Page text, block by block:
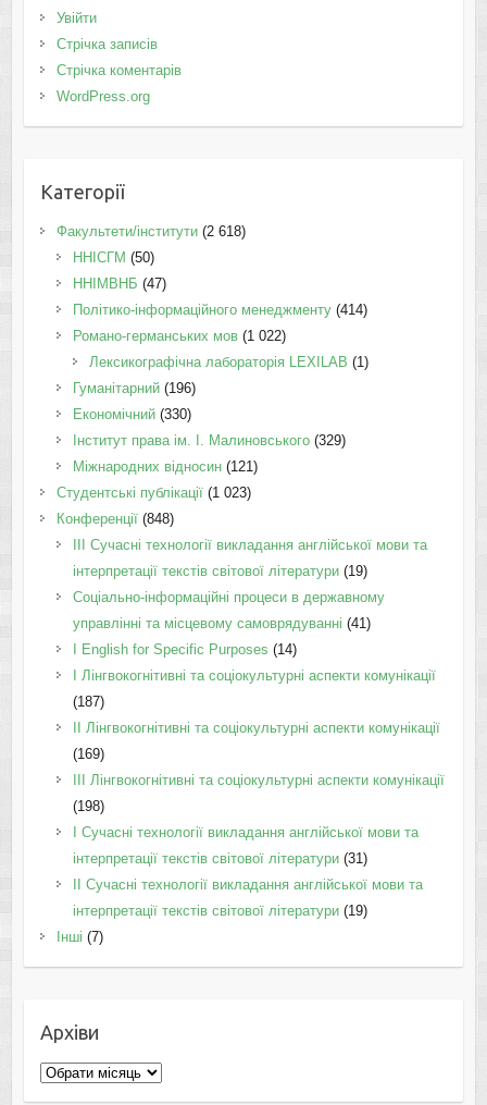
Увійти
Стрічка записів
Стрічка коментарів
WordPress.org
Категорії
Факультети/інститути(2 618)
ННІСГМ (50)
ННІМВНБ (47)
Політико-інформаційного менеджменту(414)
Романо-германських мов(1 022)
Лексикографічна лабораторія LEXILAB (1)
Гуманітарний(196)
Економічний(330)
Інститут права ім. І. Малиновського(329)
Міжнародних відносин(121)
Студентські публікації(1 023)
Конференції(848)
III Сучасні технології викладання англійської мови та
інтерпретації текстів світової літератури(19)
Соціально-інформаційні процеси в державному
управлінні та місцевому самоврядуванні (41)
І English for Specific Purposes (14)
I Лінгвокогнітивні та соціокультурні аспекти комунікації
(187)
IІ Лінгвокогнітивні та соціокультурні аспекти комунікації
(169)
IІI Лінгвокогнітивні та соціокультурні аспекти комунікації
(198)
I Cучасні технології викладання англійської мови та
інтерпретації текстів світової літератури(31)
II Cучасні технології викладання англійської мови та
інтерпретації текстів світової літератури(19)
Інші (7)
Архіви
Архіви